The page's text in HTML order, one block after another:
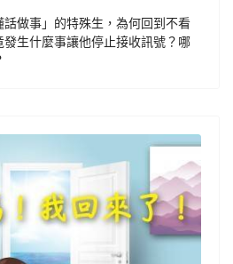
做事」的特殊生，為何回到不看
生什麼事讓他停止接收訊號？哪